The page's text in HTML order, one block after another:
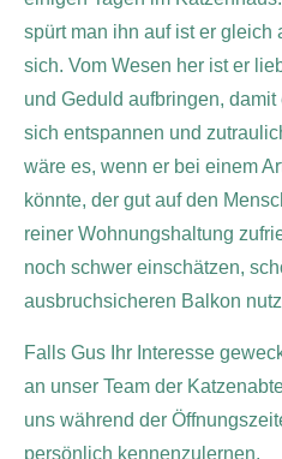
spürt man ihn auf ist er gleich
sich. Vom Wesen her ist er
und Geduld aufbringen,
sich entspannen und
wäre es, wenn er bei einem
könnte, der gut auf den
reiner Wohnungshaltung
noch schwer einschätzen,
ausbruchsicheren Balkon
Falls Gus Ihr Interesse
an unser Team der
uns während der
persönlich kennenzulernen.